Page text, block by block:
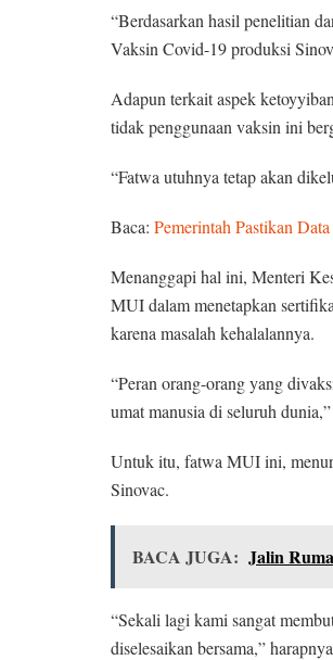
“Berdasarkan hasil penelitian
Vaksin Covid-19 produksi
Adapun terkait aspek
tidak penggunaan vaksin ini
“Fatwa utuhnya tetap akan
Baca: Pemerintah Pastikan
Menanggapi hal ini, Menteri
MUI dalam menetapkan
karena masalah kehalalannya.
“Peran orang-orang yang
umat manusia di seluruh
Untuk itu, fatwa MUI ini,
Sinovac.
BACA JUGA: Jalin
“Sekali lagi kami sangat
diselesaikan bersama,”